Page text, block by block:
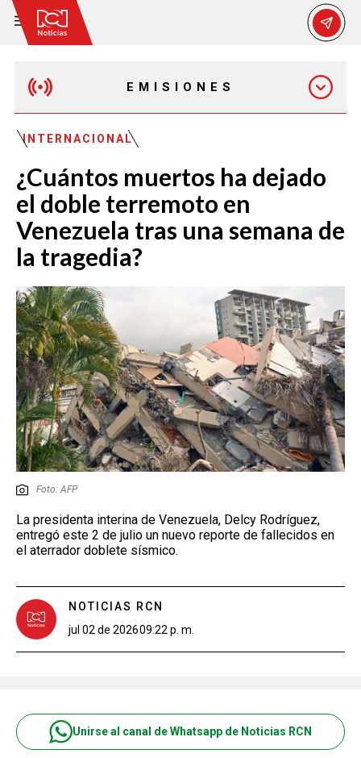
EMISIONES
EMISIÓN 7:00 PM
INTERNACIONAL
¿Cuántos muertos ha dejado
el doble terremoto en
Venezuela tras una semana de
la tragedia?
Foto: AFP
La presidenta interina de Venezuela, Delcy Rodríguez,
entregó este 2 de julio un nuevo reporte de fallecidos en
el aterrador doblete sísmico.
NOTICIAS RCN
jul 02 de 202609:22 p. m.
Unirse al canal de Whatsapp de Noticias RCN